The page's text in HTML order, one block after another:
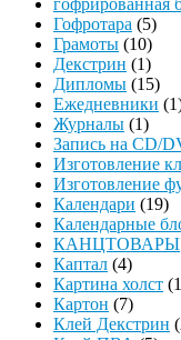
гофрированная
Гофротара (5)
Грамоты (10)
Декстрин (1)
Дипломы (15)
Ежедневники
Журналы (1)
Запись на CD/
Изготовление
Изготовление
Календари (19)
Календарные
КАНЦТОВАРЫ
Каптал (4)
Картина холст
Картон (7)
Клей Декстрин